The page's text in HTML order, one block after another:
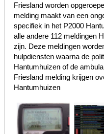
Friesland worden
melding maakt van een
specifiek in het P2000
alle andere 112 meldingen
zijn. Deze meldingen
hulpdiensten waarna de
Hantumhuizen of de
Friesland melding krijgen
Hantumhuizen